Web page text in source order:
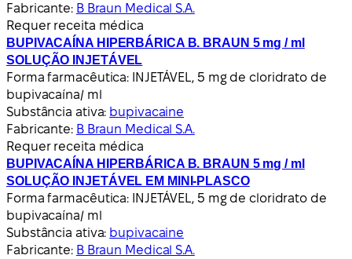
Fabricante: B Braun Medical S.A.
Requer receita médica
BUPIVACAÍNA HIPERBÁRICA B. BRAUN 5 mg / ml
SOLUÇÃO INJETÁVEL
Forma farmacêutica: INJETÁVEL, 5 mg de cloridrato de
bupivacaína/ ml
Substância ativa: bupivacaine
Fabricante: B Braun Medical S.A.
Requer receita médica
BUPIVACAÍNA HIPERBÁRICA B. BRAUN 5 mg / ml
SOLUÇÃO INJETÁVEL EM MINI-PLASCO
Forma farmacêutica: INJETÁVEL, 5 mg de cloridrato de
bupivacaína/ ml
Substância ativa: bupivacaine
Fabricante: B Braun Medical S.A.